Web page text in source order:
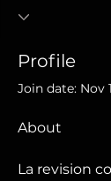
Profile
Join date: Nov
About
La revision